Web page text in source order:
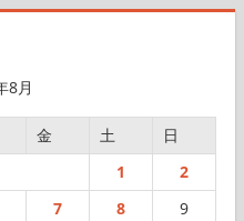
8月
金 土
日
1
2
7 8
9